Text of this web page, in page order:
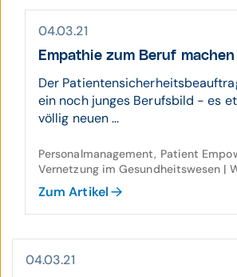
04.03.21
Empathie zum Beruf machen
Der
ein noch junges Berufsbild - es
völlig neuen ...
Personalmanagement, Patient
Vernetzung im Gesundheitswesen |
Zum Artikel
04.03.21